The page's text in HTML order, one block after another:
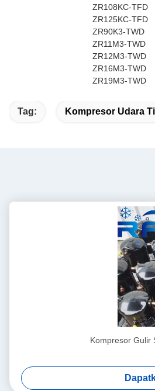
ZR108KC-TFD
ZR125KC-TFD
ZR90K3-TWD
ZR11M3-TWD
ZR12M3-TWD
ZR16M3-TWD
ZR19M3-TWD
Tag: Kompresor Udara
Kompresor Gulir